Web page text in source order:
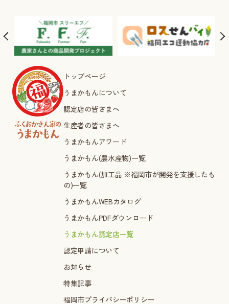
トップページ
うまかもんについて
認定店の皆さまへ
生産者の皆さまへ
うまかもんアワード
うまかもん(農水産物)一覧
うまかもん(加工品 ※福岡市が開発を支援したも
の)一覧
うまかもんWEBカタログ
うまかもんPDFダウンロード
うまかもん認定店一覧
認定申請について
お知らせ
特集記事
福岡市プライバシーポリシー